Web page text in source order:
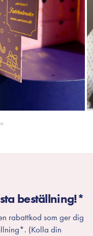
beställning!*
rabattkod som ger dig
(Kolla din